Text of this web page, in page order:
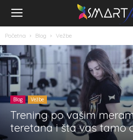
Početna Blog Vežbe
Blog Vežbe
Trening po vašim
teretana i šta vas tamo